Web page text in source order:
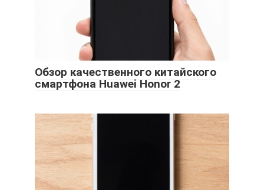
Обзор качественного китайского
смартфона Huawei Honor 2